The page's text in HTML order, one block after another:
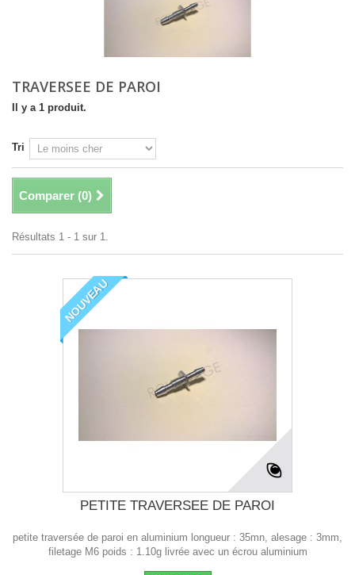
TRAVERSEE DE PAROI
Il y a 1 produit.
Tri
Comparer (0)
Résultats 1 - 1 sur 1.
NOUVEAU
PETITE TRAVERSEE DE PAROI
petite traversée de paroi en aluminium longueur : 35mn, alesage : 3mm,
filetage M6 poids : 1.10g livrée avec un écrou aluminium